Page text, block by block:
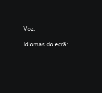
Voz:
Idiomas do ecrã: